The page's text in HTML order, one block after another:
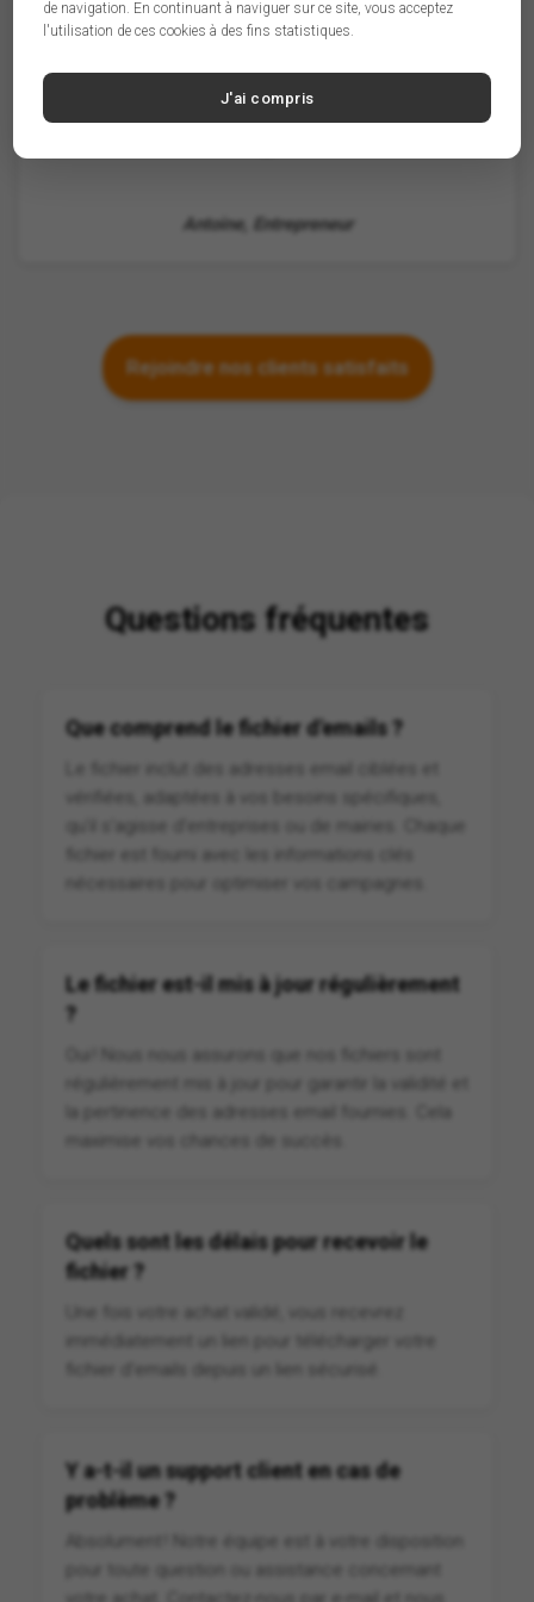
A
Antoine, Entrepreneur
Rejoindre nos clients satisfaits
Questions fréquentes
Que comprend le fichier d'emails ?
Le fichier inclut des adresses email ciblées et
vérifiées, adaptées à vos besoins spécifiques,
qu'il s'agisse d'entreprises ou de mairies. Chaque
nécessaires pour optimiser vos campagnes.
Le fichier est-il mis à jour régulièrement
?
régulièrement mis à jour pour garantir la validité et
la pertinence des adresses email fournies. Cela
maximise vos chances de succès.
Quels sont les délais pour recevoir le
fichier ?
immédiatement un lien pour télécharger votre
fichier d'emails depuis un lien sécurisé.
Y a-t-il un support client en cas de
problème ?
pour toute question ou assistance concernant
de navigation. En continuant à naviguer sur ce site, vous acceptez
l'utilisation de ces cookies à des fins statistiques.
J'ai compris